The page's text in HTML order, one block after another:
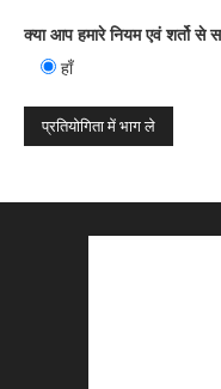
क्या आप हमारे नियम एवं शर्तो से
हाँ